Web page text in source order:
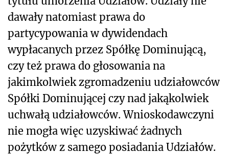
dawały natomiast prawa do
partycypowania w dywidendach
wypłacanych przez Spółkę Dominującą,
czy też prawa do głosowania na
jakimkolwiek zgromadzeniu udziałowców
Spółki Dominującej czy nad jakąkolwiek
uchwałą udziałowców. Wnioskodawczyni
nie mogła więc uzyskiwać żadnych
pożytków z samego posiadania Udziałów.